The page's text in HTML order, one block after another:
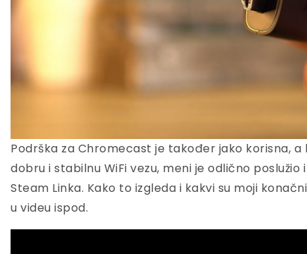
Podrška za Chromecast je također jako korisna,
dobru i stabilnu WiFi vezu, meni je odlično
Steam Linka. Kako to izgleda i kakvi su moji
u videu ispod.